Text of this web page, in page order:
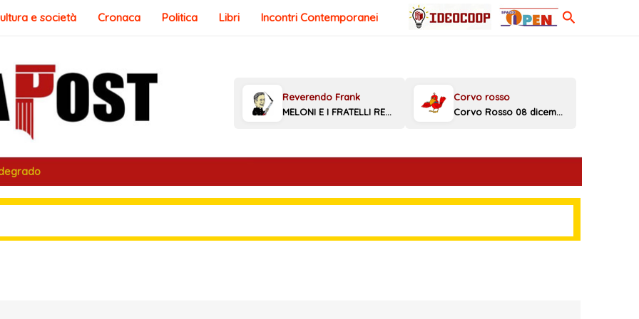
e società Cronaca Politica Libri Incontri Contemporanei Cerca
MELONI E I FRATELLI REGGINI Corvo Rosso 08 dicembre 2025